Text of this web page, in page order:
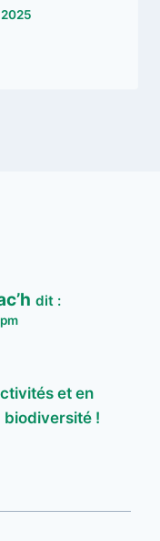
dit :
et en
biodiversité !